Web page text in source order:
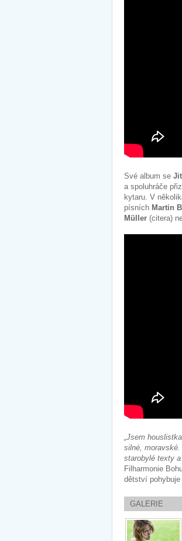
Své album se
a spoluhráče
kytaru. V
písních Martin
Müller (citera)
„Jsem
silné,
starobylé texty
Filharmonie
dětství
GALERIE